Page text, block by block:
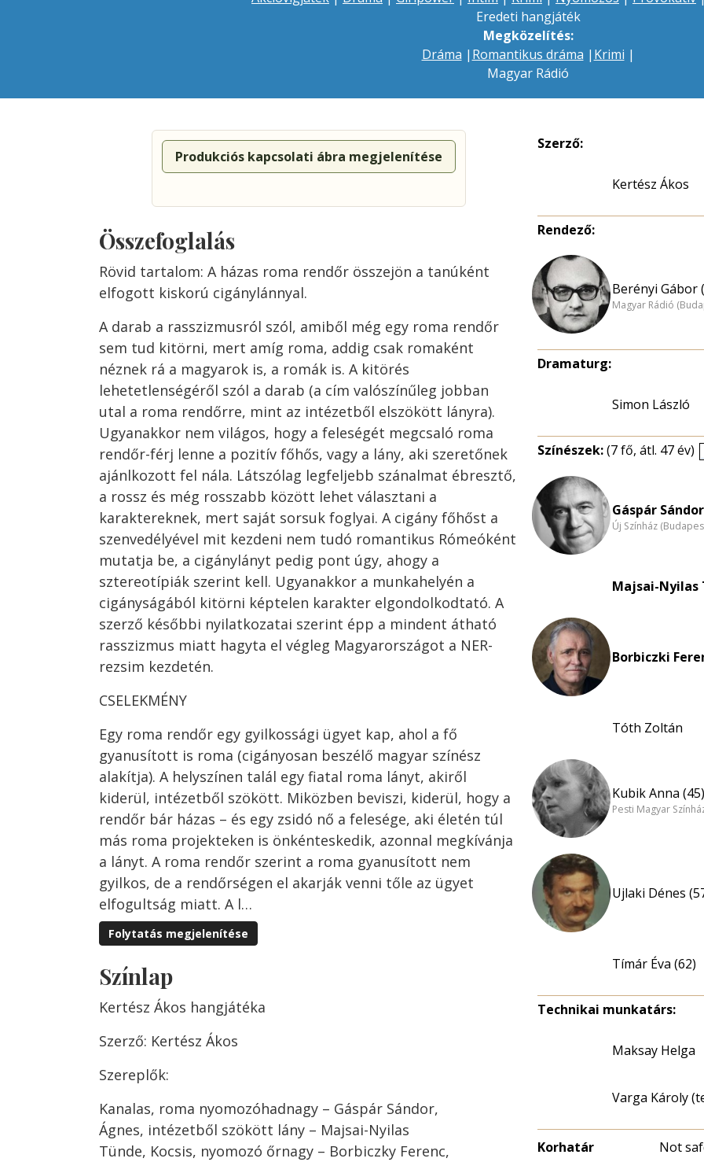
Eredeti hangjáték
Megközelítés:
Dráma | Romantikus dráma | Krimi |
Magyar Rádió
Produkciós kapcsolati ábra megjelenítése
Összefoglalás
Rövid tartalom: A házas roma rendőr összejön a tanúként
elfogott kiskorú cigánylánnyal.
A darab a rasszizmusról szól, amiből még egy roma rendőr
sem tud kitörni, mert amíg roma, addig csak romaként
néznek rá a magyarok is, a romák is. A kitörés
lehetetlenségéről szól a darab (a cím valószínűleg jobban
utal a roma rendőrre, mint az intézetből elszökött lányra).
Ugyanakkor nem világos, hogy a feleségét megcsaló roma
rendőr-férj lenne a pozitív főhős, vagy a lány, aki szeretőnek
ajánlkozott fel nála. Látszólag legfeljebb szánalmat ébresztő,
a rossz és még rosszabb között lehet választani a
karaktereknek, mert saját sorsuk foglyai. A cigány főhőst a
szenvedélyével mit kezdeni nem tudó romantikus Rómeóként
mutatja be, a cigánylányt pedig pont úgy, ahogy a
sztereotípiák szerint kell. Ugyanakkor a munkahelyén a
cigányságából kitörni képtelen karakter elgondolkodtató. A
szerző későbbi nyilatkozatai szerint épp a mindent átható
rasszizmus miatt hagyta el végleg Magyarországot a NER-
rezsim kezdetén.
CSELEKMÉNY
Egy roma rendőr egy gyilkossági ügyet kap, ahol a fő
gyanusított is roma (cigányosan beszélő magyar színész
alakítja). A helyszínen talál egy fiatal roma lányt, akiről
kiderül, intézetből szökött. Miközben beviszi, kiderül, hogy a
rendőr bár házas – és egy zsidó nő a felesége, aki életén túl
más roma projekteken is önkénteskedik, azonnal megkívánja
a lányt. A roma rendőr szerint a roma gyanusított nem
gyilkos, de a rendőrségen el akarják venni tőle az ügyet
elfogultság miatt. A l…
Folytatás megjelenítése
Színlap
Kertész Ákos hangjátéka
Szerző: Kertész Ákos
Szereplők:
Kanalas, roma nyomozóhadnagy – Gáspár Sándor,
Ágnes, intézetből szökött lány – Majsai-Nyilas
Tünde, Kocsis, nyomozó őrnagy – Borbiczky Ferenc,
Szerző:
Kertész Ákos
Rendező:
Berényi Gábor
Magyar Rádió
Dramaturg:
Simon László
Színészek:(7 fő, átl. 47 év)
Gáspár
Új Színház
Majsai-Nyilas
Borbiczki
Tóth Zoltán
Kubik Anna (45)
Pesti Magyar
Ujlaki Dénes
Tímár Éva (62)
Technikai munkatárs:
Maksay Helga
Varga Károly
Korhatár Not